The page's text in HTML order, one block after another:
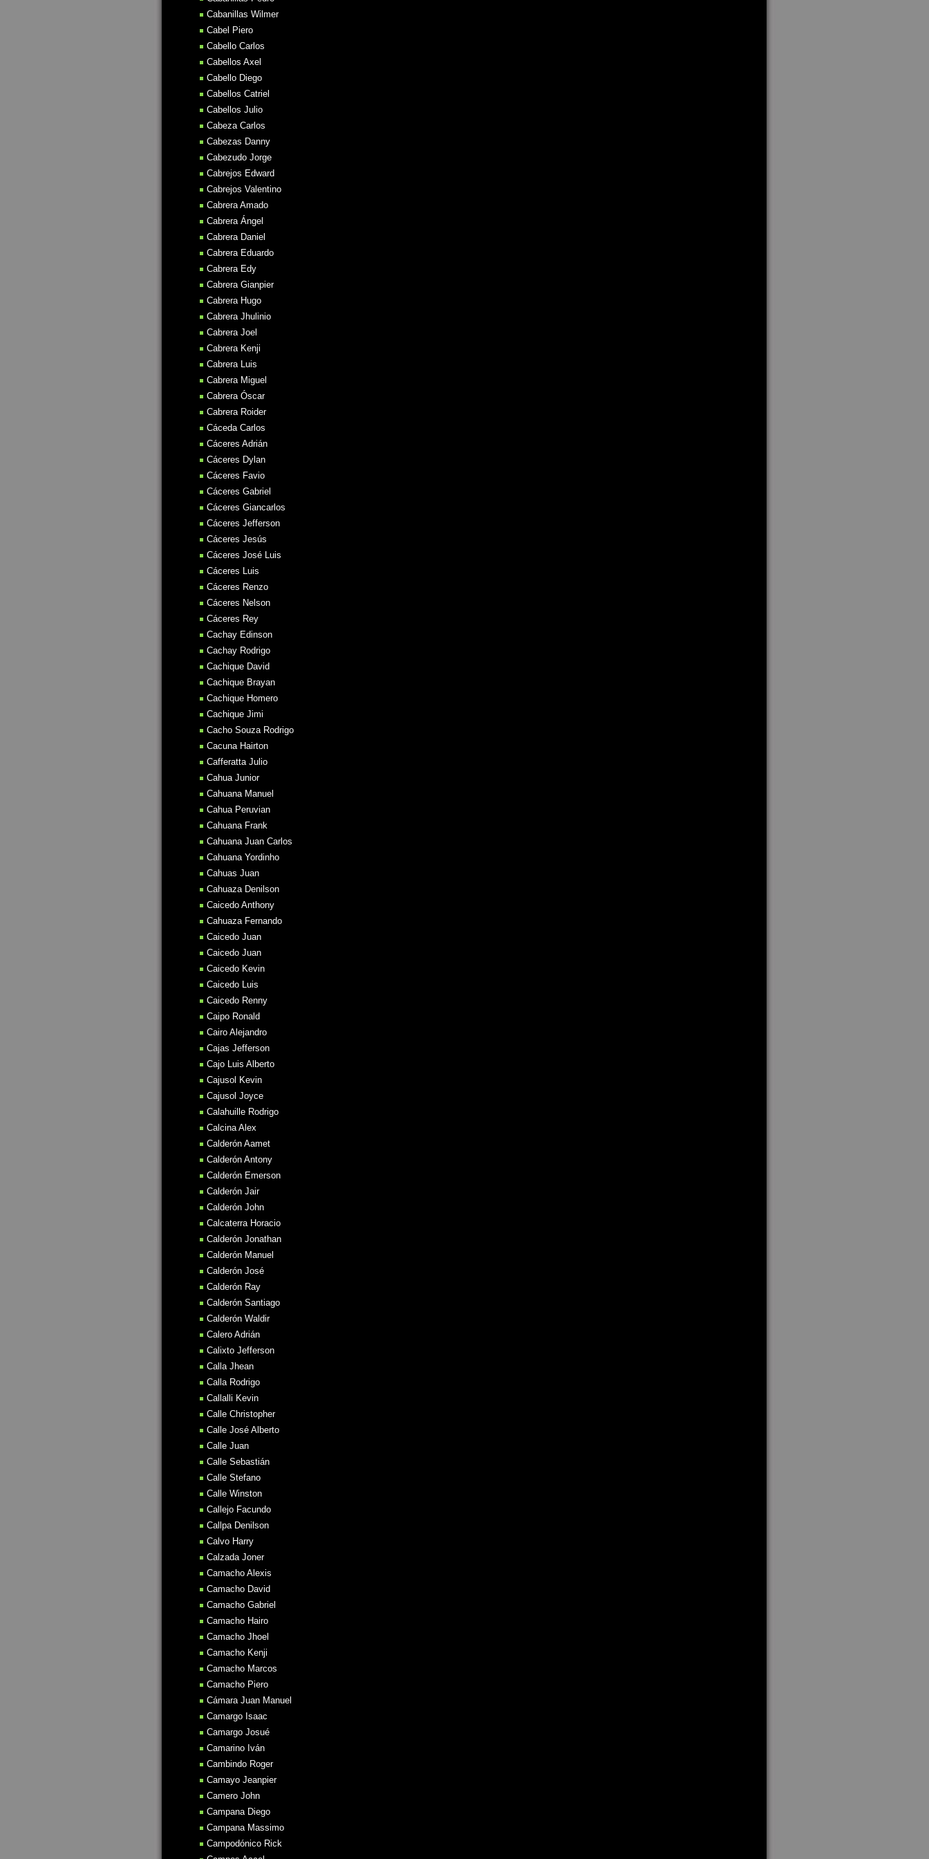
Cabanillas Wilmer
Cabel Piero
Cabello Carlos
Cabellos Axel
Cabello Diego
Cabellos Catriel
Cabellos Julio
Cabeza Carlos
Cabezas Danny
Cabezudo Jorge
Cabrejos Edward
Cabrejos Valentino
Cabrera Amado
Cabrera Ángel
Cabrera Daniel
Cabrera Eduardo
Cabrera Edy
Cabrera Gianpier
Cabrera Hugo
Cabrera Jhulinio
Cabrera Joel
Cabrera Kenji
Cabrera Luis
Cabrera Miguel
Cabrera Óscar
Cabrera Roider
Cáceda Carlos
Cáceres Adrián
Cáceres Dylan
Cáceres Favio
Cáceres Gabriel
Cáceres Giancarlos
Cáceres Jefferson
Cáceres Jesús
Cáceres José Luis
Cáceres Luis
Cáceres Renzo
Cáceres Nelson
Cáceres Rey
Cachay Edinson
Cachay Rodrigo
Cachique David
Cachique Brayan
Cachique Homero
Cachique Jimi
Cacho Souza Rodrigo
Cacuna Hairton
Cafferatta Julio
Cahua Junior
Cahuana Manuel
Cahua Peruvian
Cahuana Frank
Cahuana Juan Carlos
Cahuana Yordinho
Cahuas Juan
Cahuaza Denilson
Caicedo Anthony
Cahuaza Fernando
Caicedo Juan
Caicedo Juan
Caicedo Kevin
Caicedo Luis
Caicedo Renny
Caipo Ronald
Cairo Alejandro
Cajas Jefferson
Cajo Luis Alberto
Cajusol Kevin
Cajusol Joyce
Calahuille Rodrigo
Calcina Alex
Calderón Aamet
Calderón Antony
Calderón Emerson
Calderón Jair
Calderón John
Calcaterra Horacio
Calderón Jonathan
Calderón Manuel
Calderón José
Calderón Ray
Calderón Santiago
Calderón Waldir
Calero Adrián
Calixto Jefferson
Calla Jhean
Calla Rodrigo
Callalli Kevin
Calle Christopher
Calle José Alberto
Calle Juan
Calle Sebastián
Calle Stefano
Calle Winston
Callejo Facundo
Callpa Denilson
Calvo Harry
Calzada Joner
Camacho Alexis
Camacho David
Camacho Gabriel
Camacho Hairo
Camacho Jhoel
Camacho Kenji
Camacho Marcos
Camacho Piero
Cámara Juan Manuel
Camargo Isaac
Camargo Josué
Camarino Iván
Cambindo Roger
Camayo Jeanpier
Camero John
Campana Diego
Campana Massimo
Campodónico Rick